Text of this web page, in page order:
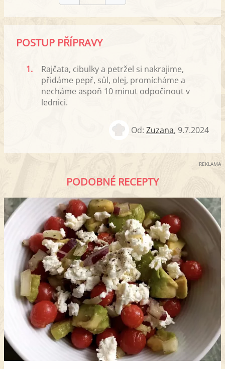
POSTUP PŘÍPRAVY
1.
Rajčata, cibulky a petržel si nakrajime,
přidáme pepř, sůl, olej, promícháme a
necháme aspoň 10 minut odpočinout v
lednici.
Od: Zuzana, 9.7.2024
REKLAMA
PODOBNÉ RECEPTY